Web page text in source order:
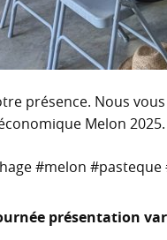
présence. Nous
Melon 2025.
#melon
présentation